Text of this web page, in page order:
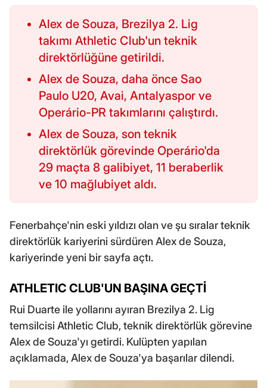
Alex de Souza, Brezilya 2. Lig
takımı Athletic Club'un teknik
direktörlüğüne getirildi.
Alex de Souza, daha önce Sao
Paulo U20, Avai, Antalyaspor ve
Operário-PR takımlarını çalıştırdı.
Alex de Souza, son teknik
direktörlük görevinde Operário'da
29 maçta 8 galibiyet, 11 beraberlik
ve 10 mağlubiyet aldı.
Fenerbahçe'nin eski yıldızı olan ve şu sıralar teknik
direktörlük kariyerini sürdüren Alex de Souza,
kariyerinde yeni bir sayfa açtı.
ATHLETIC CLUB'UN BAŞINA GEÇTİ
Rui Duarte ile yollarını ayıran Brezilya 2. Lig
temsilcisi Athletic Club, teknik direktörlük görevine
Alex de Souza'yı getirdi. Kulüpten yapılan
açıklamada, Alex de Souza'ya başarılar dilendi.